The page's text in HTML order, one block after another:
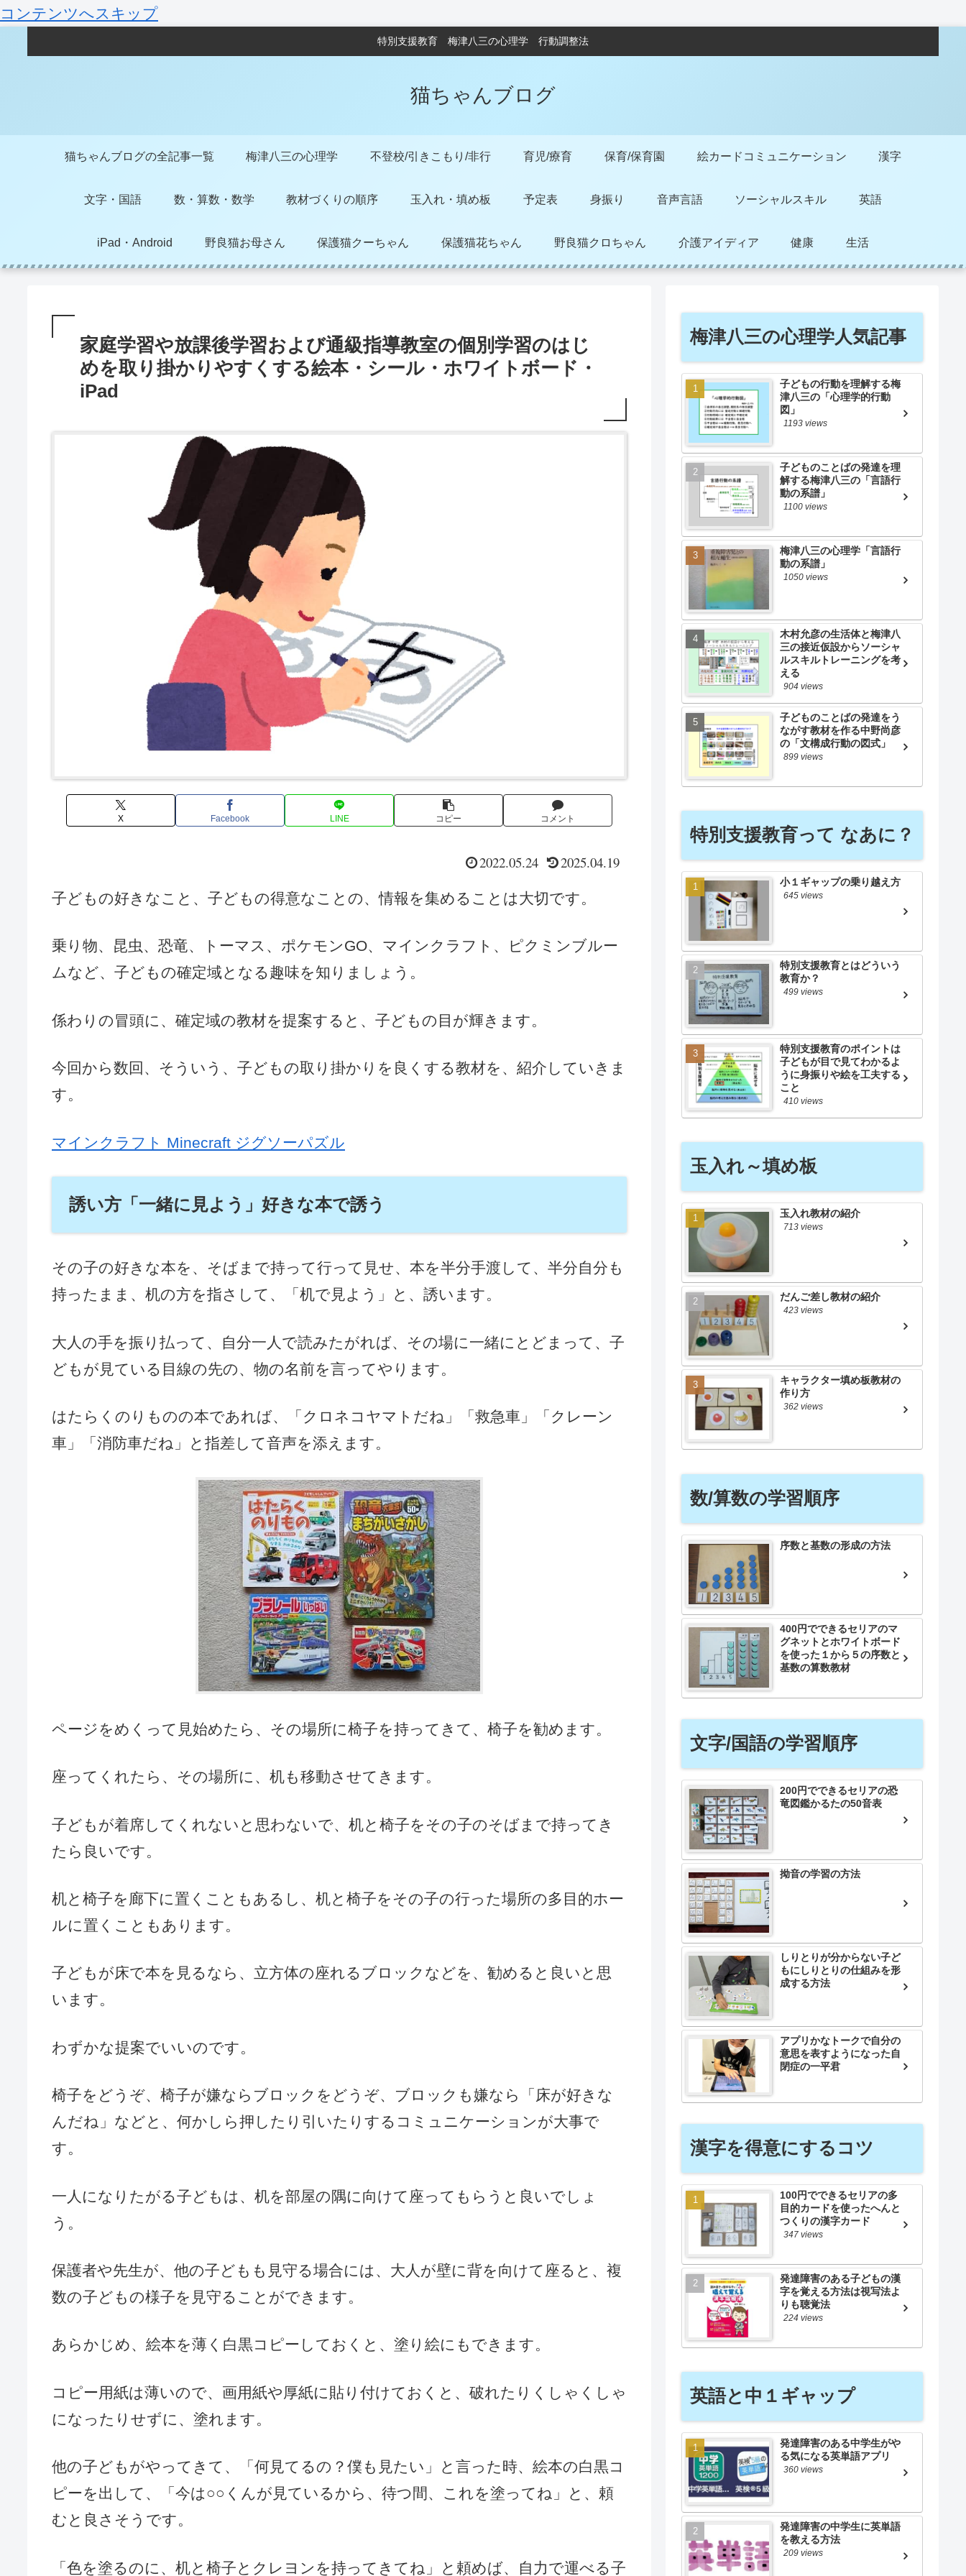
コンテンツへスキップ
特別支援教育 梅津八三の心理学 行動調整法
猫ちゃんブログ
猫ちゃんブログの全記事一覧 梅津八三の心理学 不登校/引きこもり/非行 育児/療育 保育/保育園 絵カードコミュニケーション 漢字
文字・国語 数・算数・数学 教材づくりの順序 玉入れ・填め板 予定表 身振り 音声言語 ソーシャルスキル 英語
iPad・Android 野良猫お母さん 保護猫クーちゃん 保護猫花ちゃん 野良猫クロちゃん 介護アイディア 健康 生活
家庭学習や放課後学習および通級指導教室の個別学習のはじ
めを取り掛かりやすくする絵本・シール・ホワイトボード・
iPad
X Facebook LINE コピー コメント
2022.05.24 2025.04.19
子どもの好きなこと、子どもの得意なことの、情報を集めることは大切です。
乗り物、昆虫、恐竜、トーマス、ポケモンGO、マインクラフト、ピクミンブルー
ムなど、子どもの確定域となる趣味を知りましょう。
係わりの冒頭に、確定域の教材を提案すると、子どもの目が輝きます。
今回から数回、そういう、子どもの取り掛かりを良くする教材を、紹介していきま
す。
マインクラフト Minecraft ジグソーパズル
誘い方「一緒に見よう」好きな本で誘う
その子の好きな本を、そばまで持って行って見せ、本を半分手渡して、半分自分も
持ったまま、机の方を指さして、「机で見よう」と、誘います。
大人の手を振り払って、自分一人で読みたがれば、その場に一緒にとどまって、子
どもが見ている目線の先の、物の名前を言ってやります。
はたらくのりものの本であれば、「クロネコヤマトだね」「救急車」「クレーン
車」「消防車だね」と指差して音声を添えます。
ページをめくって見始めたら、その場所に椅子を持ってきて、椅子を勧めます。
座ってくれたら、その場所に、机も移動させてきます。
子どもが着席してくれないと思わないで、机と椅子をその子のそばまで持ってき
たら良いです。
机と椅子を廊下に置くこともあるし、机と椅子をその子の行った場所の多目的ホー
ルに置くこともあります。
子どもが床で本を見るなら、立方体の座れるブロックなどを、勧めると良いと思
います。
わずかな提案でいいのです。
椅子をどうぞ、椅子が嫌ならブロックをどうぞ、ブロックも嫌なら「床が好きな
んだね」などと、何かしら押したり引いたりするコミュニケーションが大事で
す。
一人になりたがる子どもは、机を部屋の隅に向けて座ってもらうと良いでしょ
う。
保護者や先生が、他の子どもも見守る場合には、大人が壁に背を向けて座ると、複
数の子どもの様子を見守ることができます。
あらかじめ、絵本を薄く白黒コピーしておくと、塗り絵にもできます。
コピー用紙は薄いので、画用紙や厚紙に貼り付けておくと、破れたりくしゃくしゃ
になったりせずに、塗れます。
他の子どもがやってきて、「何見てるの？僕も見たい」と言った時、絵本の白黒コ
ピーを出して、「今は○○くんが見ているから、待つ間、これを塗ってね」と、頼
むと良さそうです。
「色を塗るのに、机と椅子とクレヨンを持ってきてね」と頼めば、自力で運べる子
梅津八三の心理学人気記事
子どもの行動を理解する梅
津八三の「心理学的行動
図」
1193 views
子どものことばの発達を理
解する梅津八三の「言語行
動の系譜」
1100 views
梅津八三の心理学「言語行
動の系譜」
1050 views
木村允彦の生活体と梅津八
三の接近仮設からソーシャ
ルスキルトレーニングを考
える
904 views
子どものことばの発達をう
ながす教材を作る中野尚彦
の「文構成行動の図式」
899 views
特別支援教育って なあに？
小１ギャップの乗り越え方
645 views
特別支援教育とはどういう
教育か？
499 views
特別支援教育のポイントは
子どもが目で見てわかるよ
うに身振りや絵を工夫する
こと
410 views
玉入れ～填め板
玉入れ教材の紹介
713 views
だんご差し教材の紹介
423 views
キャラクター填め板教材の
作り方
362 views
数/算数の学習順序
序数と基数の形成の方法
400円でできるセリアのマ
グネットとホワイトボード
を使った１から５の序数と
基数の算数教材
文字/国語の学習順序
200円でできるセリアの恐
竜図鑑かるたの50音表
拗音の学習の方法
しりとりが分からない子ど
もにしりとりの仕組みを形
成する方法
アプリかなトークで自分の
意思を表すようになった自
閉症の一平君
漢字を得意にするコツ
100円でできるセリアの多
目的カードを使ったへんと
つくりの漢字カード
347 views
発達障害のある子どもの漢
字を覚える方法は視写法よ
りも聴覚法
224 views
英語と中１ギャップ
発達障害のある中学生がや
る気になる英単語アプリ
360 views
発達障害の中学生に英単語
を教える方法
209 views